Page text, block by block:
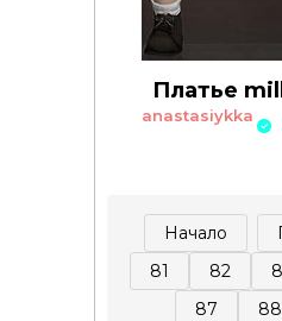
Платье
anastasiykka
Начало
81
82
87
88